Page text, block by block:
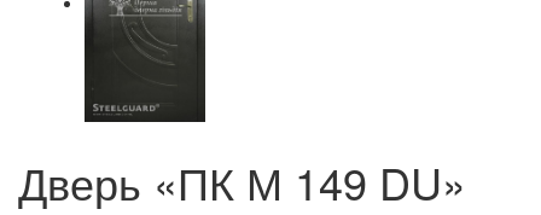
Дверь «ПК М 149 DU»